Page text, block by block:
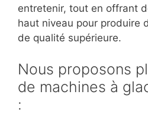
entretenir, tout en offrant
haut niveau pour produire
de qualité supérieure.
Nous proposons
de machines à
: